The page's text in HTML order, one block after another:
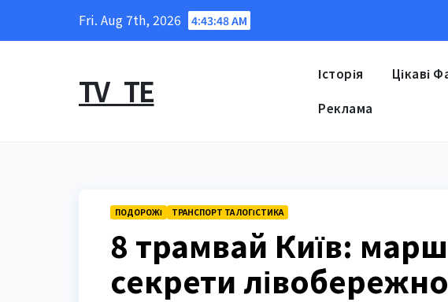
Fri. Aug 7th, 2026 4:43:49 AM
TV_TE Історія Цікаві
Реклама
ПОДОРОЖІ ТРАНСПОРТ ТА ЛОГІСТИКА
8 трамвай Київ:
секрети